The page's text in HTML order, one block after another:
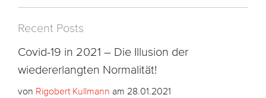
Recent Posts
Covid-19 in 2021 – Die Illusion der
wiedererlangten Normalität!
von Rigobert Kullmann am 28.01.2021